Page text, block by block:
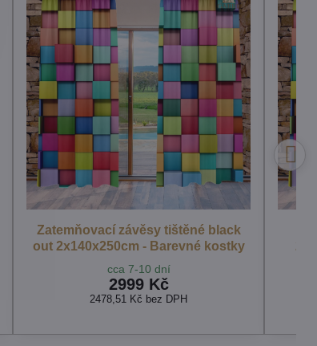
Zatemňovací závěsy tištěné black
out 2x140x250cm - Barevné kostky
cca 7-10 dní
2999 Kč
2478,51 Kč bez DPH